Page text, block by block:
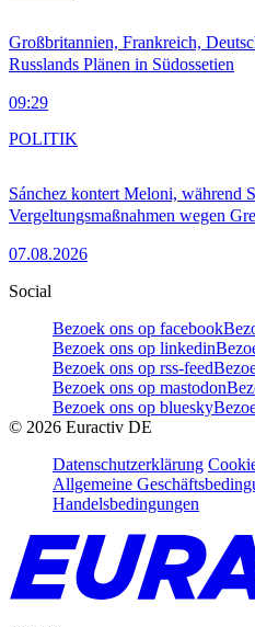
Großbritannien, Frankreich,
Russlands Plänen in Südossetien
09:29
Sánchez kontert Meloni, während
Vergeltungsmaßnahmen wegen
07.08.2026
POLITIK
Social
Bezoek ons op facebook
Bezoek ons op linkedin
Bezoek ons op rss-feed
Bezoek ons op mastodon
Bezoek ons op bluesky
© 2026 Euractiv DE
Datenschutzerklärung
Allgemeine
Handelsbedingungen